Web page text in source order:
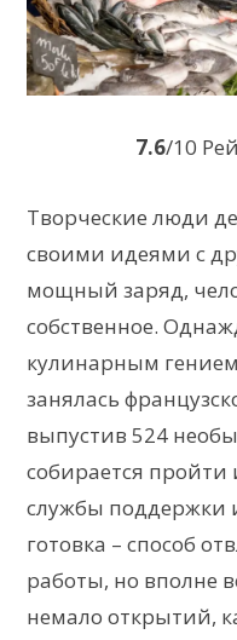
7.6/10
Творческие люди
своими идеями с
мощный заряд,
собственное.
кулинарным
занялась
выпустив 524
собирается
службы поддержки
готовка – способ
работы, но вполне
немало открытий,